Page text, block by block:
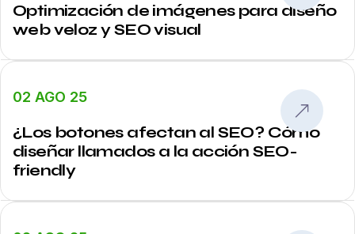
Optimización de imágenes para diseño
web veloz y SEO visual
02 AGO 25
¿Los botones afectan al SEO? Cómo
diseñar llamados a la acción SEO-
friendly